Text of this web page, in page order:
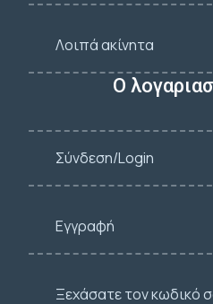
Λοιπά ακίνητα
Ο
Σύνδεση/Login
Εγγραφή
Ξεχάσατε τον κωδικό